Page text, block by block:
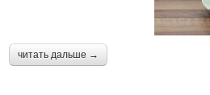
читать дальше →